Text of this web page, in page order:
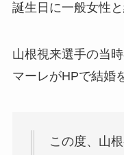
誕生日に一般女性
山根視来選手の当
マーレがHPで結婚
この度、山